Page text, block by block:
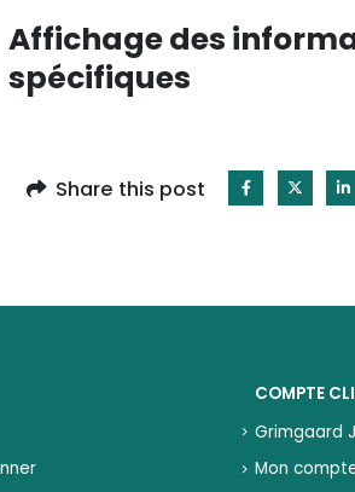
Affichage des
spécifiques
Share this post
COMPTE
Grimgaard
Mon